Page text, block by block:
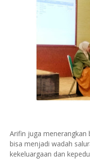
Arifin juga menerangkan
bisa menjadi wadah
kekeluargaan dan